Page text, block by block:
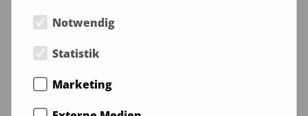
Notwendig
Statistik
Marketing